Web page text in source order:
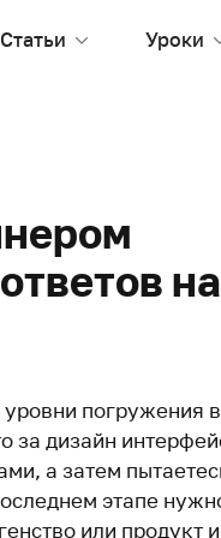
Статьи Уроки
уровни погружения
за дизайн
а затем
этапе
или продукт